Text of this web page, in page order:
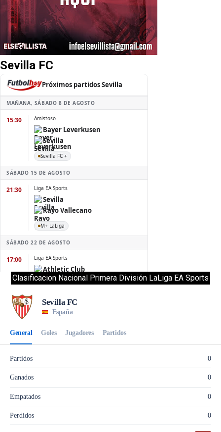
Sevilla FC
Clasificacion Nacional Primera División LaLiga EA Sports